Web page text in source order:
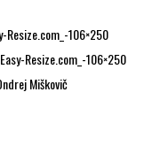
Resize.com_-106×250
Resize.com_-106×250
Miškovič